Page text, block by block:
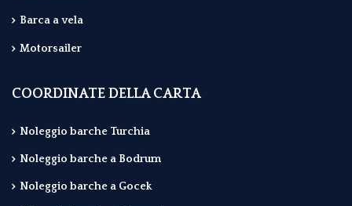
Barca a vela
Motorsailer
COORDINATE DELLA CARTA
Noleggio barche Turchia
Noleggio barche a Bodrum
Noleggio barche a Gocek